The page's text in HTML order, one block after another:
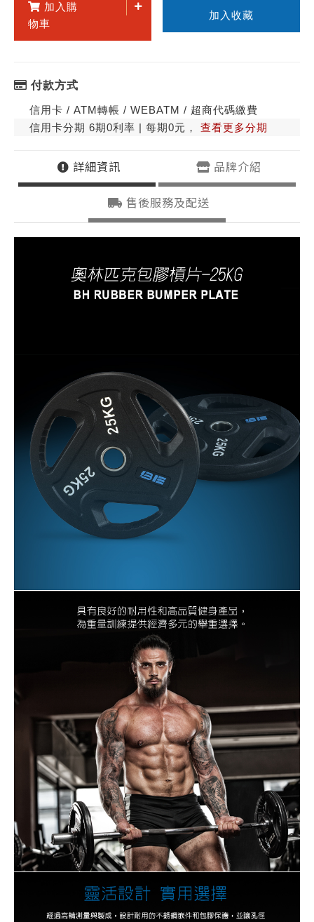
加入購
物車
加入收藏
付款方式
信用卡 / ATM轉帳 / WEBATM / 超商代碼繳費
信用卡分期 6期0利率 | 每期0元， 查看更多分期
詳細資訊 品牌介紹
售後服務及配送